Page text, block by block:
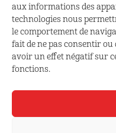
aux informations des
technologies nous
le comportement de
fait de ne pas consentir
avoir un effet négatif sur
fonctions.
Retrouvez les outils,